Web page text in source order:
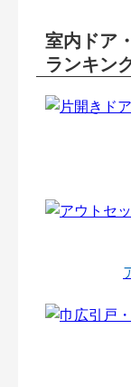
室内ドア
ランキン